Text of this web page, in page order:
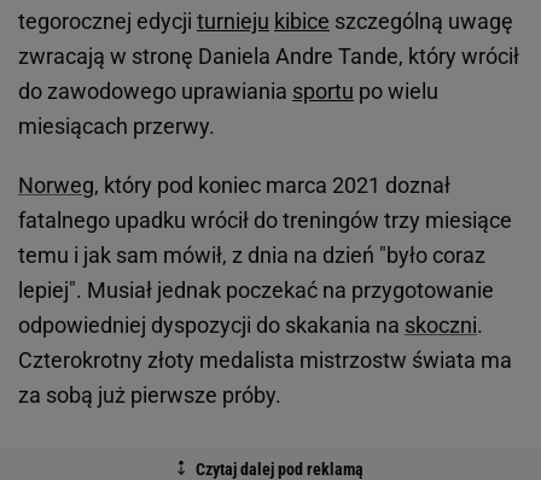
tegorocznej edycji turnieju kibice szczególną uwagę
zwracają w stronę Daniela Andre Tande, który wrócił
do zawodowego uprawiania sportu po wielu
miesiącach przerwy.
Norweg, który pod koniec marca 2021 doznał
fatalnego upadku wrócił do treningów trzy miesiące
temu i jak sam mówił, z dnia na dzień "było coraz
lepiej". Musiał jednak poczekać na przygotowanie
odpowiedniej dyspozycji do skakania na skoczni.
Czterokrotny złoty medalista mistrzostw świata ma
za sobą już pierwsze próby.